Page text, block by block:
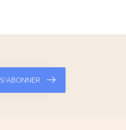
S'ABONNER